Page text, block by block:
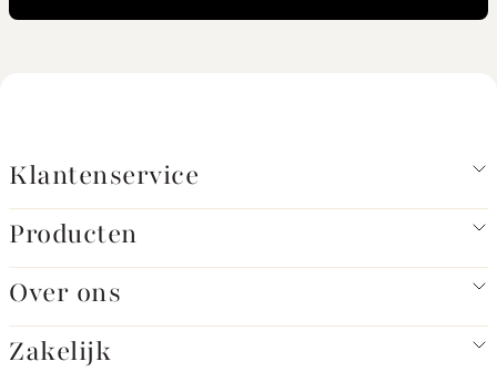
Klantenservice
Producten
Over ons
Zakelijk